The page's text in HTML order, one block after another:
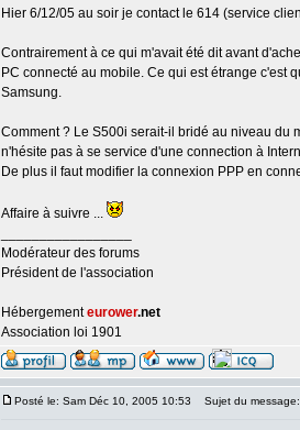
Hier 6/12/05 au soir je contact le 614 (service
Contrairement à ce qui m'avait été dit avant
PC connecté au mobile. Ce qui est étrange c'est
Samsung.
Comment ? Le S500i serait-il bridé au niveau du
n'hésite pas à se service d'une connection à
De plus il faut modifier la connexion PPP en
Affaire à suivre ...
Modérateur des forums
Président de l'association
Hébergementeurower.net
Association loi 1901
Posté le: Sam Déc 10, 2005 10:53 Sujet du message: